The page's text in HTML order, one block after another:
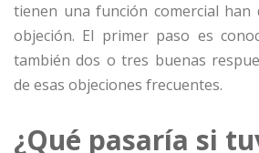
tienen una función comercial han
objeción. El primer paso es
también dos o tres buenas
de esas objeciones frecuentes.
¿Qué pasaría si